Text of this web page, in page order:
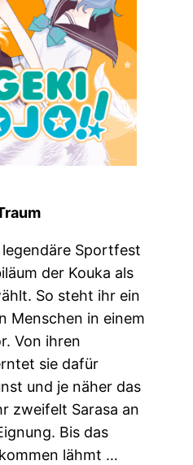
Sportfest
der Kouka als
So steht ihr ein
Menschen in einem
Von ihren
sie dafür
und je näher das
zweifelt Sarasa an
Bis das
lähmt …